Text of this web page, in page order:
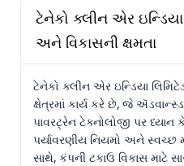
ટેનેકો ક્લીન એર
અને વિકાસની ક્ષમતા
ટેનેકો ક્લીન એર ઇન્ડિયા
ક્ષેત્રમાં કાર્ય કરે છે, જે
પાવરટ્રેન ટેક્નોલોજી પર ધ્યાન
પર્યાવરણીય નિયમો અને સ્વચ્છ
સાથે, કંપની ટકાઉ વિકાસ માટે